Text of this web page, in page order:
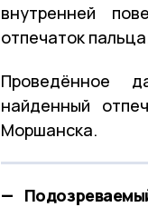
внутренней
отпечаток
Проведённое
найденный
Моршанска.
—